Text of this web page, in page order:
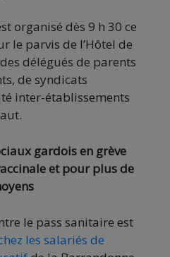
organisé dès 9 h 30 ce
le parvis de l’Hôtel de
délégués de parents
de syndicats
inter-établissements
gardois en grève
et pour plus de
le pass sanitaire est
les salariés de